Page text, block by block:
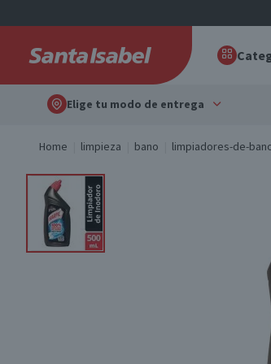
Elige tu modo de entrega
Home limpieza bano limpiadores-de-